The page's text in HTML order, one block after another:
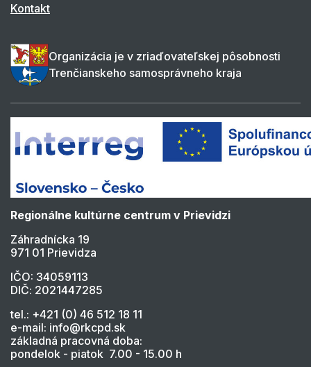
Kontakt
Organizácia je v zriaďovateľskej pôsobnosti
Trenčianskeho samosprávneho kraja
Regionálne kultúrne centrum v Prievidzi
Záhradnícka 19
971 01 Prievidza
IČO: 34059113
DIČ: 2021447285
tel.: +421 (0) 46 512 18 11
e-mail: info@rkcpd.sk
základná pracovná doba:
pondelok - piatok 7.00 - 15.00 h